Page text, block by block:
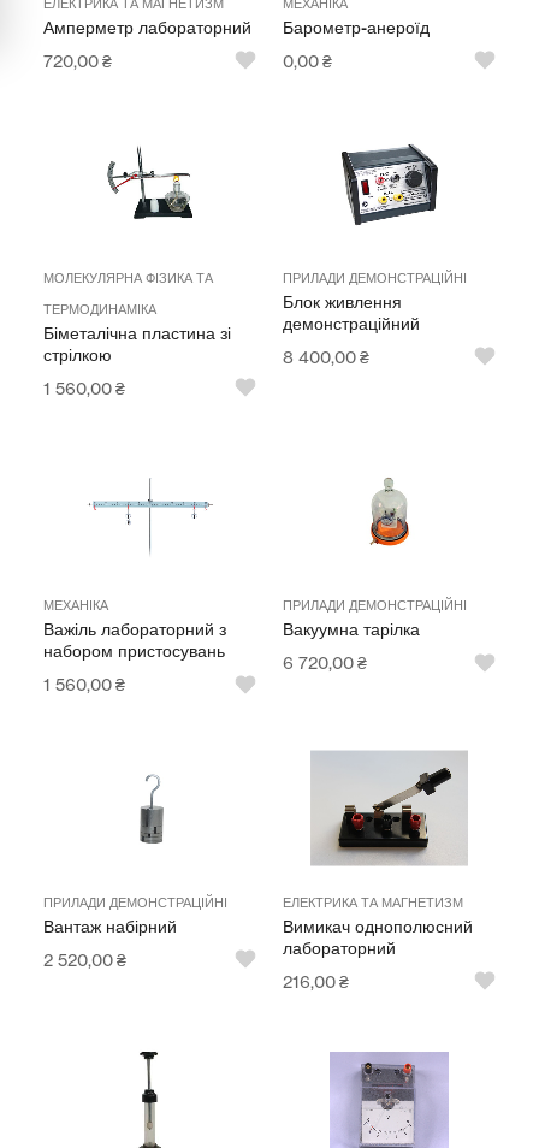
Телерадіо обладнання
Захист України
Всі товари
Підкатегорії відсутні.
Амперметр лабораторний
720,00₴
Барометр-анероїд
0,00₴
МОЛЕКУЛЯРНА ФІЗИКА ТА
ТЕРМОДИНАМІКА
Біметалічна пластина зі
стрілкою
1 560,00₴
ПРИЛАДИ ДЕМОНСТРАЦІЙНІ
Блок живлення
демонстраційний
8 400,00₴
МЕХАНІКА
Важіль лабораторний з
набором пристосувань
1 560,00₴
ПРИЛАДИ ДЕМОНСТРАЦІЙНІ
Вакуумна тарілка
6 720,00₴
ПРИЛАДИ ДЕМОНСТРАЦІЙНІ
Вантаж набірний
2 520,00₴
ЕЛЕКТРИКА ТА МАГНЕТИЗМ
Вимикач однополюсний
лабораторний
216,00₴